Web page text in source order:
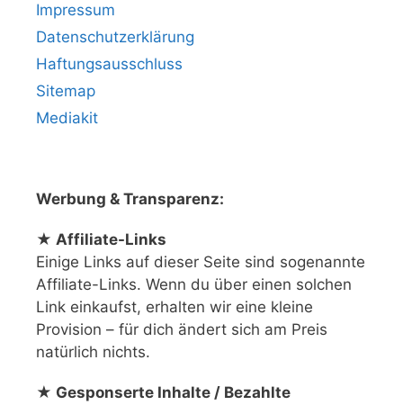
Impressum
Datenschutzerklärung
Haftungsausschluss
Sitemap
Mediakit
Werbung & Transparenz:
★ Affiliate-Links
Einige Links auf dieser Seite sind sogenannte
Affiliate-Links. Wenn du über einen solchen
Link einkaufst, erhalten wir eine kleine
Provision – für dich ändert sich am Preis
natürlich nichts.
★ Gesponserte Inhalte / Bezahlte